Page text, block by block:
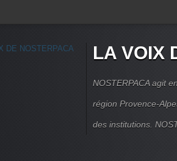
LA VOIX
NOSTERPACA agit
région Provence-
des institutions.